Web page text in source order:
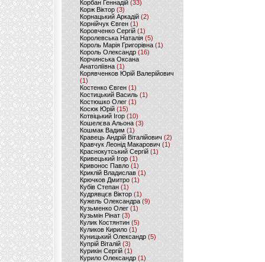
Корбан Геннадій (33)
Корж Віктор (3)
Корнацький Аркадій (2)
Корнійчук Євген (1)
Коровченко Сергій (1)
Королевська Наталія(5)
Король Марія Григорівна (1)
Король Олександр (16)
Корчинська Оксана
Анатоліївна (1)
Корявченков Юрій Валерійович
(1)
Костенко Євген (1)
Костицький Василь (1)
Костюшко Олег (1)
Косюк Юрій (15)
Котвіцький Ігор (10)
Кошелєва Альона(3)
Кошмак Вадим (1)
Кравець Андрій Віталійович (2)
Кравчук Леонід Макарович (1)
Краснокутський Сергій (1)
Кривецький Ігор (1)
Кривонос Павло (1)
Криклій Владислав (1)
Крючков Дмитро(1)
Кубів Степан(1)
Кудрявцєв Віктор (1)
Кужель Олександра (9)
Кузьменко Олег (1)
Кузьмін Рінат(3)
Кулик Костянтин(5)
Куликов Кирило (1)
Куницький Олександр (5)
Купрій Віталій (3)
Курикін Сергій(1)
Курило Олександр (1)